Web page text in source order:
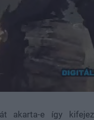
akarta-e így